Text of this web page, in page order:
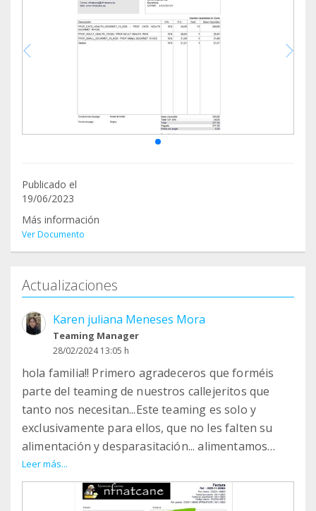
Publicado el
19/06/2023
Más información
Ver Documento
Actualizaciones
Karen juliana Meneses Mora
Teaming Manager
28/02/2024 13:05 h
hola familia!! Primero agradeceros que forméis
parte del teaming de nuestros callejeritos que
tanto nos necesitan...Este teaming es solo y
exclusivamente para ellos, que no les falten su
alimentación y desparasitación... alimentamos
alrededor de 200 gatetes de varias colonias de
diferentes municipios: Canovelles, Les franquezas,
Lliça, Granollers y en Palau a nuestros gatetes del
Leer más...